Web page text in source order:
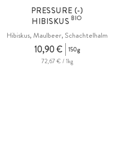
PRESSURE (-)
HIBISKUSBIO
Hibiskus, Maulbeer, Schachtelhalm
10,90 €
150g
72,67 € / 1kg